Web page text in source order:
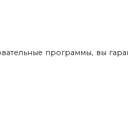
программы, вы